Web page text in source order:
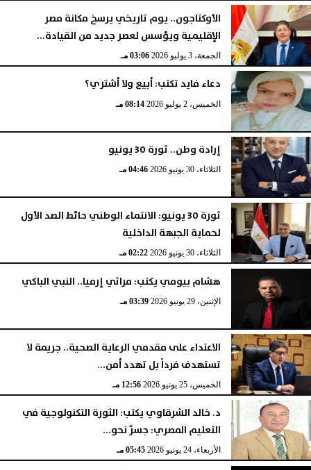
الأوكتاجون.. يوم تاريخي يرسخ مكانة مصر
الإقليمية ويؤسس لعصر جديد من القيادة...
الجمعة، 3 يوليو 2026 03:06 مـ
دعاء فايد تكتب: أبيع ولا أشتري؟
الخميس، 2 يوليو 2026 08:14 مـ
إرادة وطن.. ثورة 30 يونيو
الثلاثاء، 30 يونيو 2026 04:46 مـ
ثورة 30 يونيو: الانتماء الوطني حائط الصد الأول
لحماية الجبهة الداخلية
الثلاثاء، 30 يونيو 2026 02:22 مـ
هشام بيومي يكتب: مراثي إرميا.. النبي الباكي
الإثنين، 29 يونيو 2026 03:39 مـ
الاعتداء على مقدمي الرعاية الصحية.. جريمة لا
تستهدف فرداً بل تهدد أمن...
الخميس، 25 يونيو 2026 12:56 مـ
د. خالد الشرقاوي يكتب: الثورة التكنولوجية في
التعليم المصري: جسرٌ نحو...
الأربعاء، 24 يونيو 2026 05:45 مـ